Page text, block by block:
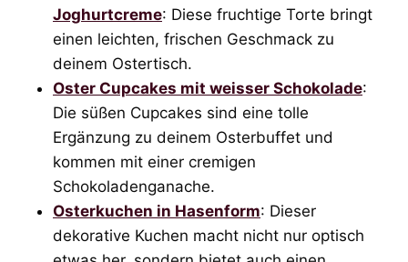
Joghurtcreme: Diese fruchtige Torte bringt
einen leichten, frischen Geschmack zu
deinem Ostertisch.
Oster Cupcakes mit weisser Schokolade:
Die süßen Cupcakes sind eine tolle
Ergänzung zu deinem Osterbuffet und
kommen mit einer cremigen
Schokoladenganache.
Osterkuchen in Hasenform: Dieser
dekorative Kuchen macht nicht nur optisch